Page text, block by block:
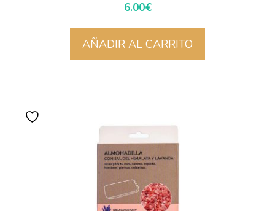
6.00€
AÑADIR AL CARRITO